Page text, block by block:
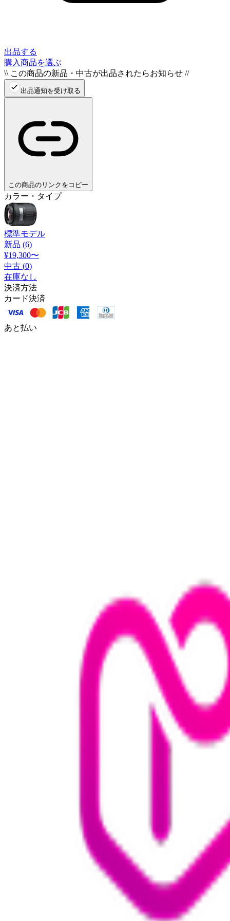
出品する
購入商品を選ぶ
\\ この商品の新品・中古が出品されたらお知らせ //
出品通知を受け取る
この商品のリンクをコピー
カラー・タイプ
標準モデル
新品 (6)
¥19,300〜
中古 (0)
在庫なし
決済方法
カード決済
あと払い